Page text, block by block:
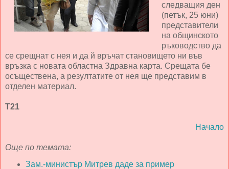
следващия ден
(петък, 25 юни)
представители
на общинското
ръководство да
се срещнат с нея и да й връчат становището ни във
връзка с новата областна Здравна карта. Срещата бе
осъществена, а резултатите от нея ще представим в
отделен материал.
Т21
Начало
Още по темата:
Зам.-министър Митрев даде за пример